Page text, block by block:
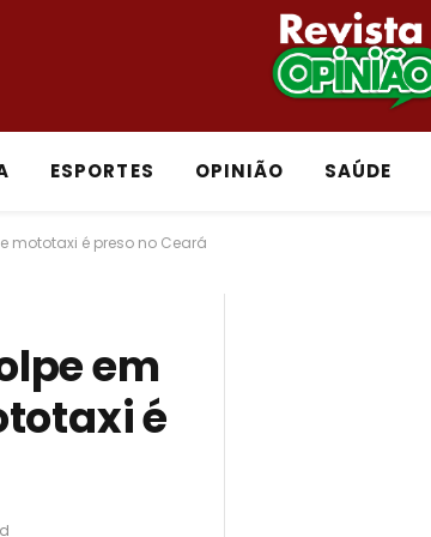
ESPORTES OPINIÃO SAÚDE
mototaxi é preso no Ceará
em
é